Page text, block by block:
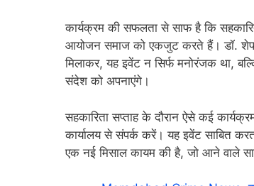
कार्यक्रम की सफलता से साफ है कि
आयोजन समाज को एकजुट करते हैं। डॉ.
मिलाकर, यह इवेंट न सिर्फ मनोरंजक था,
संदेश को अपनाएंगे।
सहकारिता सप्ताह के दौरान ऐसे कई
कार्यालय से संपर्क करें। यह इवेंट साबित
एक नई मिसाल कायम की है, जो आने वाले